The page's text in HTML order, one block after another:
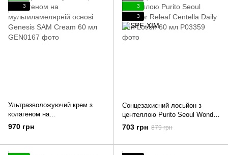
3
Ультразволожуючий крем з
колагеном на
мультиламелярній основі
Genesis SAM Cream 60 мл
970 грн
3
3
Сонцезахисний лосьйон з
центеллою Purito Seoul Wonder
Releaf Centella Daily Sun Lotion
703 грн 879 грн